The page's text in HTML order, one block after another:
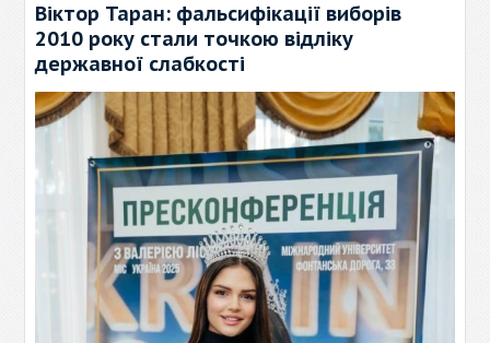
Віктор Таран: фальсифікації виборів
2010 року стали точкою відліку
державної слабкості